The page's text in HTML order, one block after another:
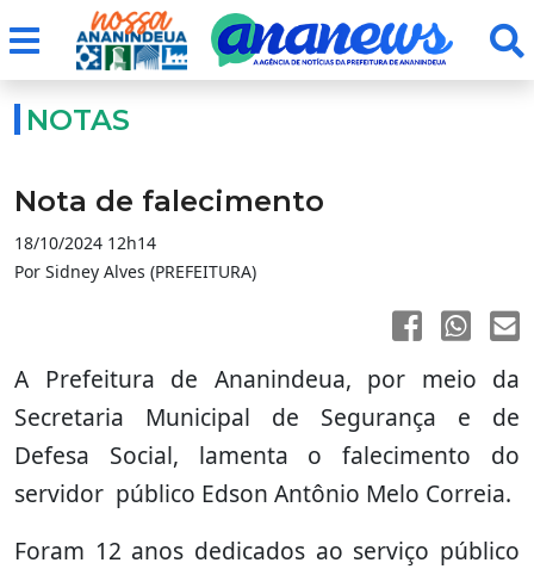
NOTAS
Nota de falecimento
18/10/2024 12h14
Por Sidney Alves (PREFEITURA)
A Prefeitura de Ananindeua, por meio da
Secretaria Municipal de Segurança e de
Defesa Social, lamenta o falecimento do
servidor público Edson Antônio Melo Correia.
Foram 12 anos dedicados ao serviço público